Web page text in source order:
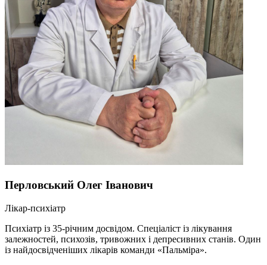
Перловський Олег Іванович
Лікар-психіатр
Психіатр із 35-річним досвідом. Спеціаліст із лікування
залежностей, психозів, тривожних і депресивних станів. Один
із найдосвідченіших лікарів команди «Пальміра».